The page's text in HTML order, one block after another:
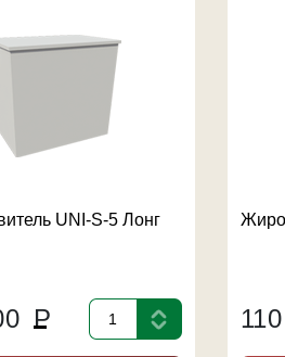
UNI-S-5 Лонг
Р